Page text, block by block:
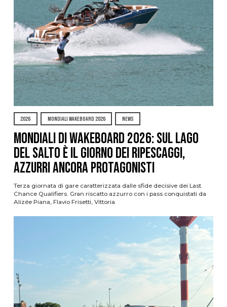
2026 MONDIALI WAKEBOARD 2026 NEWS
Mondiali di Wakeboard 2026: sul Lago
del Salto è il giorno dei ripescaggi,
azzurri ancora protagonisti
Terza giornata di gare caratterizzata dalle sfide decisive dei Last
Chance Qualifiers. Gran riscatto azzurro con i pass conquistati da
Alizée Piana, Flavio Frisetti, Vittoria